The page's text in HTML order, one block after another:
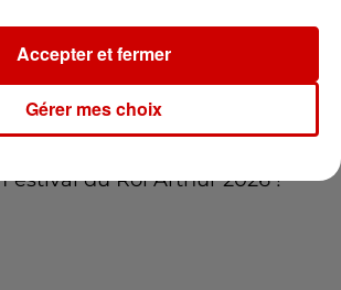
pour l'un des zoos de nos
régions !
Festival du Roi Arthur 2026 !
Gérer mes choix
Accepter et fermer